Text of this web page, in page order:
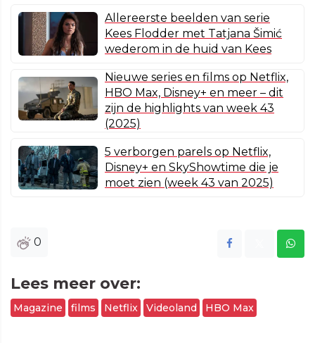
Allereerste beelden van serie
Kees Flodder met Tatjana Šimić
wederom in de huid van Kees
Nieuwe series en films op Netflix,
HBO Max, Disney+ en meer – dit
zijn de highlights van week 43
(2025)
5 verborgen parels op Netflix,
Disney+ en SkyShowtime die je
moet zien (week 43 van 2025)
0
Lees meer over:
Magazine films Netflix Videoland HBO Max